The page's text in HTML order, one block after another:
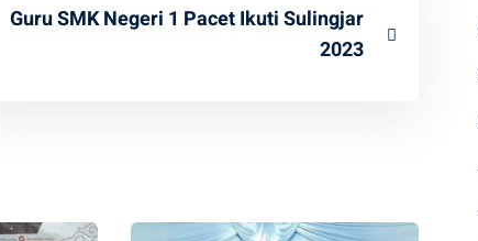
Guru SMK Negeri 1 Pacet Ikuti Sulingjar
2023